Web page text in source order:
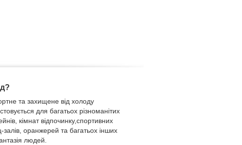
та захищене від холоду
для багатьох різноманітих
кімнат відпочинку,спортивних
оранжерей та багатьох інших
людей.